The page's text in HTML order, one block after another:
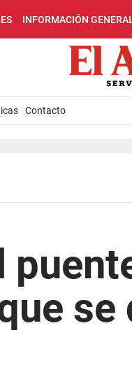
INFORMACIÓN
Contacto